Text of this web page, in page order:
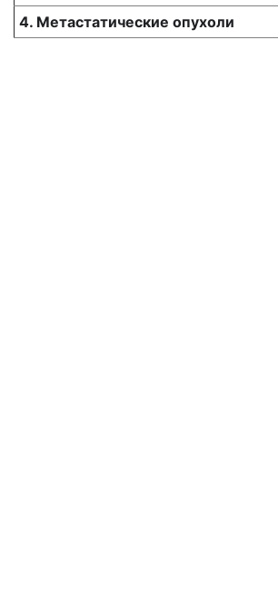
4. Метастатические опухоли